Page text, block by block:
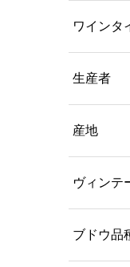
ワインタ
生産者
産地
ヴィンテ
ブドウ品